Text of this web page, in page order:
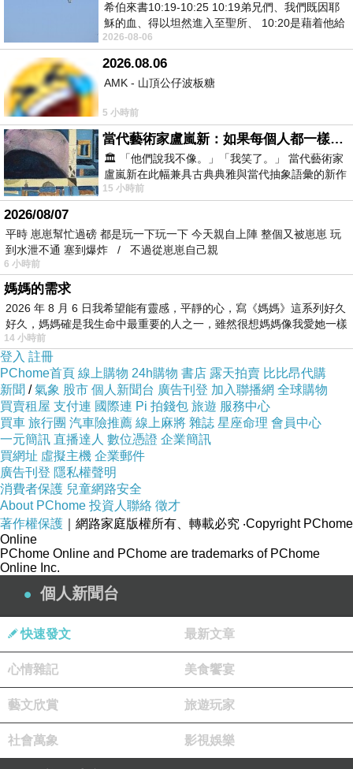
一聲大喊讓司機嚇了一跳連忙踩剎車， 泰民也
不管這麼大一個反彈力道就衝下車；愣愣地看著
眼前那棟獨立公寓，腳步跟著緩緩移動，內心深
處湧出的不明情緒讓他有些無法承受。
「泰民小心車！」
『叭叭──』
警示的喇叭聲及刺耳的煞車聲響劃破了原本平靜
的道路，路上行人看著因剎車而急轉方向盤的汽
車脫離原本的路線，還有那差點被撞上的人被另
一人及時拉了一把雙雙滾在路邊議論紛紛著。
「你沒事嗎？有沒有受傷？」珍基著急的拉開剛
才被自己護在懷中的人，上下尋找著對方身上是
否有傷口。
「我…我沒事……」即便剛經歷一場危險的意
外，泰民看似受了點驚嚇，可眼睛卻還盯著對街
的那棟公寓。
珍基順著泰民的視線看去，內心有些不是滋味，
將對方小心地拉起身後就是一頓責罵。
「你知不知道這樣突然衝下車很危險啊！後方的
車根本來不及反應，要是我沒有拉住你，被撞上
了該怎麼辦？」
「對不起 ……」
看著泰民眼神中讀不清的情緒，珍基有些後悔讓
司機故意走這條路，原以為觸景傷情或許能讓泰
民想起被傷害的種種，殊不知會讓對方的反應這
麼大；抓著泰民的手趕緊將人帶回車上，他怕再
待下去就無法在自己掌控內了。
泰民轉頭望著漸漸消失在視線中的公寓，內心那
股壓抑又說不上來的感覺，讓他開始懷疑究竟回
到這片土地…是不是對的決定。
－機場－
希伯來書10:19-10:25 10:19弟兄們、我們既因耶
穌的血、得以坦然進入至聖所、 10:20是藉着他給
我們開了一條又新又活的路從幔子經過
2026-08-06
2026.08.06
AMK - 山頂公仔波板糖
5 小時前
當代藝術家盧嵐新：如果每個人都一樣，這世界該有多無聊？
🏛️ 「他們說我不像。」「我笑了。」 當代藝術家
盧嵐新在此幅兼具古典典雅與當代抽象語彙的新作
中，以沈靜的藍色空間為背景，描繪了
15 小時前
2026/08/07
平時 崽崽幫忙過磅 都是玩一下玩一下 今天親自上陣 整個又被崽崽 玩
到水泄不通 塞到爆炸 / 不過從崽崽自己親
6 小時前
媽媽的需求
2026 年 8 月 6 日我希望能有靈感，平靜的心，寫《媽媽》這系列好久
好久，媽媽確是我生命中最重要的人之一，雖然很想媽媽像我愛她一樣
14 小時前
登入 註冊
PChome首頁 線上購物 24h購物 書店 露天拍賣 比比昂代購
新聞 /氣象 股市 個人新聞台 廣告刊登 加入聯播網 全球購物
買賣租屋 支付連 國際連 Pi 拍錢包 旅遊 服務中心
買車 旅行團 汽車險推薦 線上麻將 雜誌 星座命理 會員中心
一元簡訊 直播達人 數位憑證 企業簡訊
買網址 虛擬主機 企業郵件
廣告刊登 隱私權聲明
消費者保護 兒童網路安全
About PChome 投資人聯絡 徵才
著作權保護 ｜網路家庭版權所有、轉載必究 ‧Copyright PChome
Online
PChome Online and PChome are trademarks of PChome
Online Inc.
個人新聞台
快速發文 最新文章
心情雜記 美食饗宴
藝文欣賞 旅遊玩家
社會萬象 影視娛樂